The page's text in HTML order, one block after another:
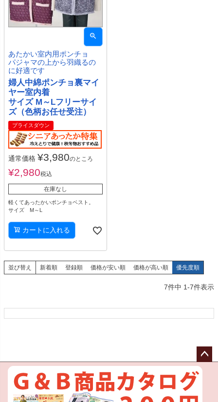
あたかい室内用ポンチョ
パジャマの上から羽織るの
に好適です
婦人中綿ポンチョ裏マイ
ヤー室内着
サイズ M～Lフリーサイ
ズ（色柄お任せ受注）
プライスダウン
通常価格 ¥3,980のところ
¥2,980税込
在庫なし
軽くてあったかいポンチョベスト。
サイズ M～L
カートに入れる
並び替え 新着順 登録順 価格が安い順 価格が高い順 優先度順
7件中 1-7件表示
ペー
へ